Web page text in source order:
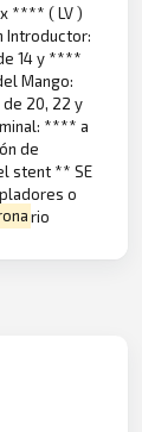
**** ( LV )
Introductor:
14 y ****
Mango:
20, 22 y
**** a
de
stent ** SE
o
rio